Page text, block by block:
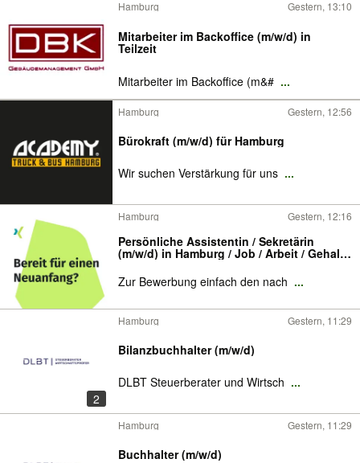
Hamburg Gestern, 13:10
Mitarbeiter im Backoffice (m/w/d) in
Teilzeit
Mitarbeiter im Backoffice (m&# ...
Hamburg Gestern, 12:56
Bürokraft (m/w/d) für Hamburg
Wir suchen Verstärkung für uns ...
Hamburg Gestern, 12:16
Persönliche Assistentin / Sekretärin
(m/w/d) in Hamburg / Job / Arbeit / Gehalt
Zur Bewerbung einfach den nach ...
2
Hamburg Gestern, 11:29
Bilanzbuchhalter (m/w/d)
DLBT Steuerberater und Wirtsch ...
Hamburg Gestern, 11:29
Buchhalter (m/w/d)